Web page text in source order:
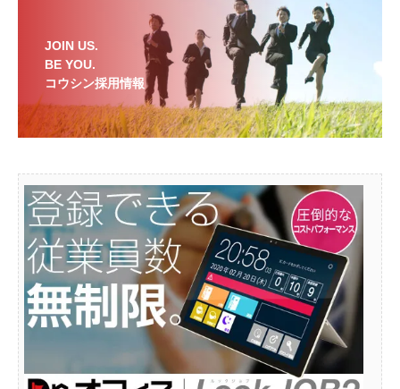
JOIN US.
BE YOU.
コウシン採用情報